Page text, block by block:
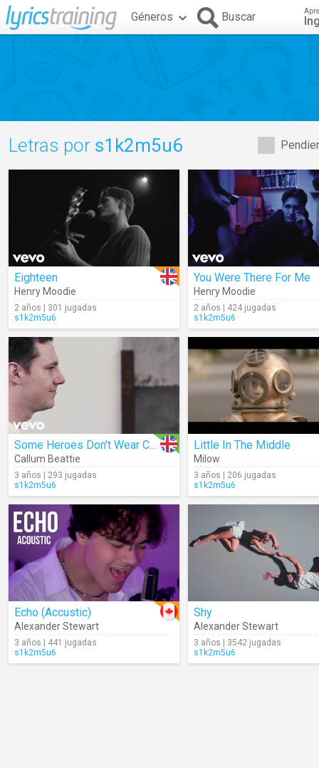
Géneros Buscar
Letras por s1k2m5u6
Eighteen
Henry Moodie
2 años | 301 jugadas
s1k2m5u6
You Were There For Me
Henry Moodie
2 años | 424 jugadas
s1k2m5u6
Some Heroes Don't Wear Capes
Callum Beattie
3 años | 293 jugadas
s1k2m5u6
Little In The Middle
Milow
3 años | 206 jugadas
s1k2m5u6
Echo (Accustic)
Alexander Stewart
3 años | 441 jugadas
s1k2m5u6
Shy
Alexander Stewart
3 años | 3542 jugadas
s1k2m5u6